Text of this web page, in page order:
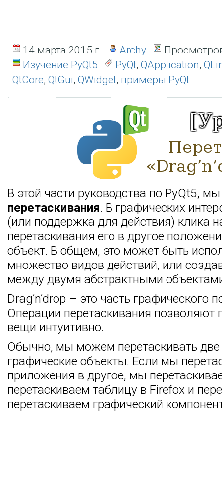
14 марта 2015 г. Archy
Изучение PyQt5
PyQt, QApplication,
QtCore, QtGui, QWidget, примеры PyQt
В этой части руководства по PyQt5,
перетаскивания. В графических
(или поддержка для действия) клика
перетаскивания его в другое
объект. В общем, это может быть
множество видов действий, или
между двумя абстрактными
Drag’n’drop – это часть графического
Операции перетаскивания
вещи интуитивно.
Обычно, мы можем перетаскивать
графические объекты. Если мы
приложения в другое, мы
перетаскиваем таблицу в Firefox и
перетаскиваем графический